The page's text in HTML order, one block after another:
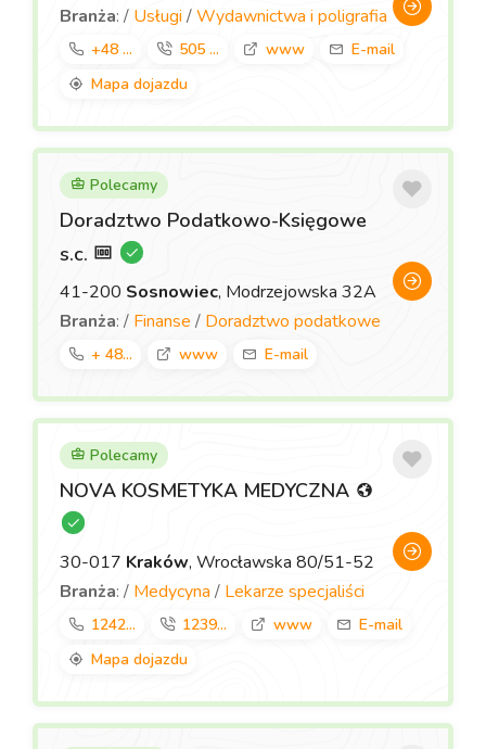
Branża: / Usługi /Wydawnictwa i poligrafia
+48 ... 505 ... www
E-mail
Mapa dojazdu
Polecamy
Doradztwo Podatkowo-Księgowe
s.c.
41-200 Sosnowiec, Modrzejowska 32A
Branża: / Finanse / Doradztwo podatkowe
+ 48... www E-mail
Polecamy
NOVA KOSMETYKA MEDYCZNA
30-017 Kraków, Wrocławska 80/51-52
Branża: / Medycyna / Lekarze specjaliści
1242... 1239... www
E-mail
Mapa dojazdu